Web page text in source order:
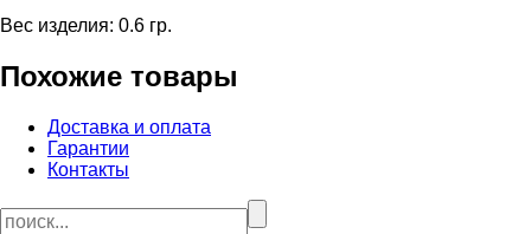
Вес изделия: 0.6 гр.
Похожие товары
Доставка и оплата
Гарантии
Контакты